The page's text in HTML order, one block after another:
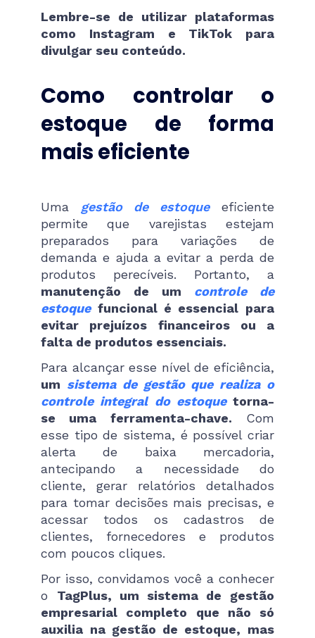
Lembre-se de utilizar plataformas
como Instagram e TikTok para
divulgar seu conteúdo.
Como controlar o
estoque de forma
mais eficiente
Uma gestão de estoqueeficiente
permite que varejistas estejam
preparados para variações de
demanda e ajuda a evitar a perda de
produtos perecíveis. Portanto, a
manutenção de um controle de
estoquefuncional é essencial para
evitar prejuízos financeiros ou a
falta de produtos essenciais.
Para alcançar esse nível de eficiência,
um sistema de gestão que realiza o
controle integral do estoquetorna-
se uma ferramenta-chave. Com
esse tipo de sistema, é possível criar
alerta de baixa mercadoria,
antecipando a necessidade do
cliente, gerar relatórios detalhados
para tomar decisões mais precisas, e
acessar todos os cadastros de
clientes, fornecedores e produtos
com poucos cliques.
Por isso, convidamos você a conhecer
o TagPlus, um sistema de gestão
empresarial completo que não só
auxilia na gestão de estoque, mas